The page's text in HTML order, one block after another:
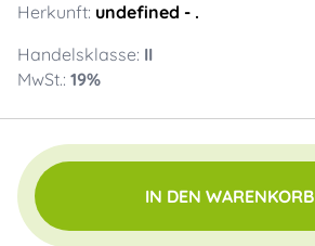
Herkunft: undefined - .
Handelsklasse: II
MwSt.: 19%
IN DEN WARENKORB